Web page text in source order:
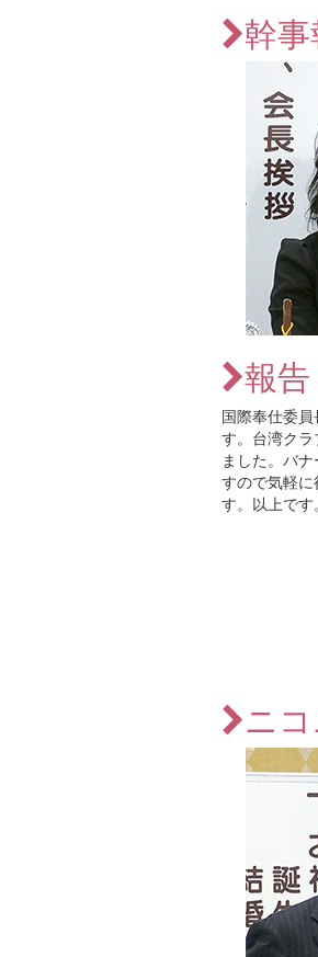
幹
報
国際奉仕委
す。台湾ク
ました。バ
すので気軽
す。以上です。
ニ